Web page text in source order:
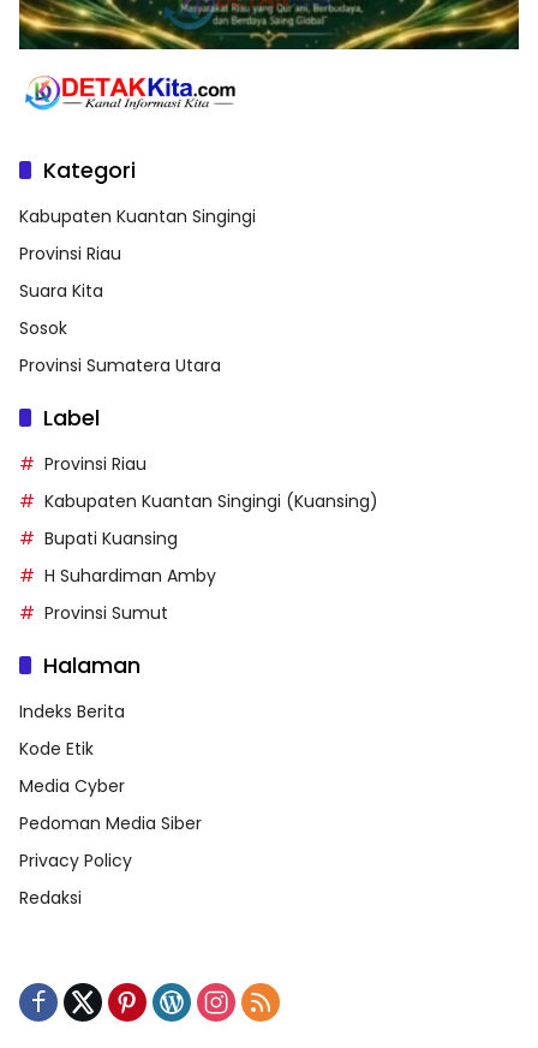
Kategori
Kabupaten Kuantan Singingi
Provinsi Riau
Suara Kita
Sosok
Provinsi Sumatera Utara
Label
Provinsi Riau
Kabupaten Kuantan Singingi (Kuansing)
Bupati Kuansing
H Suhardiman Amby
Provinsi Sumut
Halaman
Indeks Berita
Kode Etik
Media Cyber
Pedoman Media Siber
Privacy Policy
Redaksi